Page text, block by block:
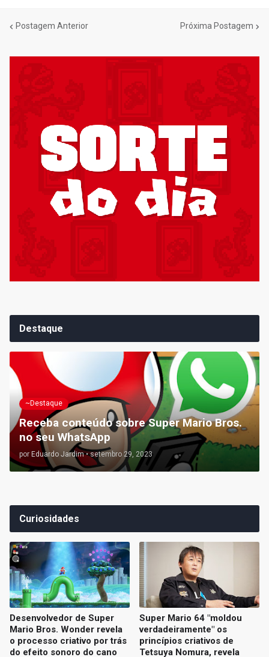
Postagem Anterior Próxima Postagem
Destaque
~Destaque
Receba conteúdo sobre Super Mario Bros.
no seu WhatsApp
por Eduardo Jardim • setembro 29, 2023
Curiosidades
Desenvolvedor de Super
Mario Bros. Wonder revela
o processo criativo por trás
do efeito sonoro do cano
Super Mario 64 "moldou
verdadeiramente" os
princípios criativos de
Tetsuya Nomura, revela